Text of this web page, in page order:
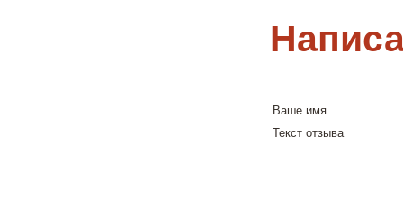
Ваше имя
Текст отзыва